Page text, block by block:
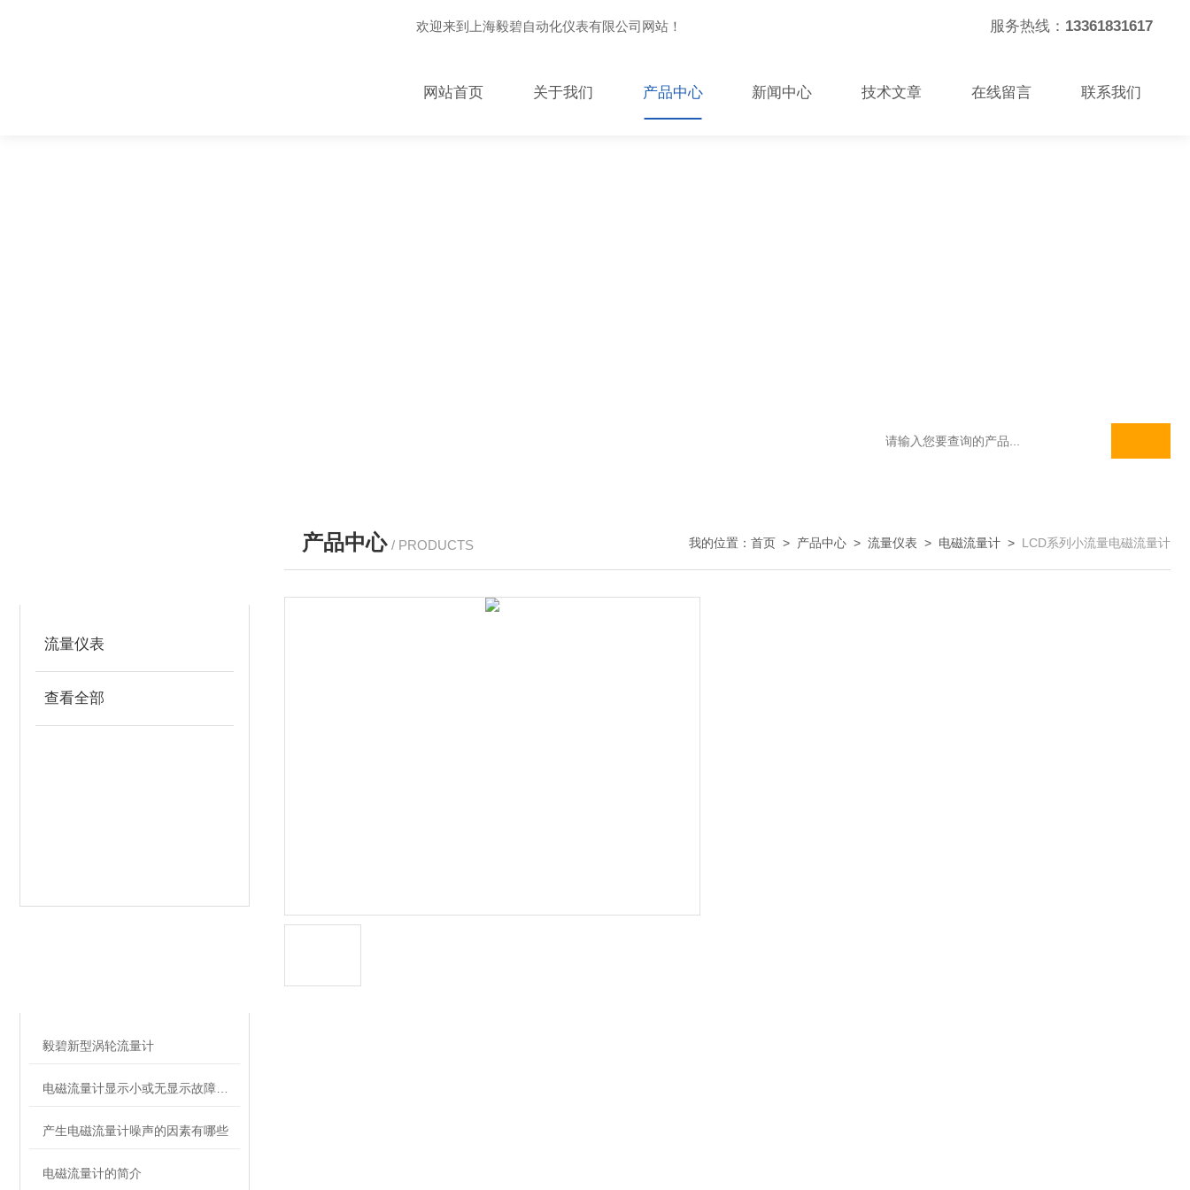
欢迎来到上海毅碧自动化仪表有限公司网站！ 服务热线： 13361831617
网站首页 关于我们 产品中心 新闻中心 技术文章 在线留言 联系我们
流量仪表
查看全部
毅碧新型涡轮流量计
产生电磁流量计噪声的因素有哪些
电磁流量计的简介
产品中心 / PRODUCTS 我的位置： 首页 > 产品中心 > 流量仪表 > 电磁流量计 > LCD系列小流量电磁流量计